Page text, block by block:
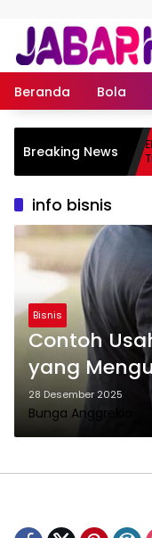
Beranda Bola
Breaking News
Suzuki?
info bisnis
Bisnis
Contoh
yang
Mudah
28 Desember 2025
Bunga Anggrekia